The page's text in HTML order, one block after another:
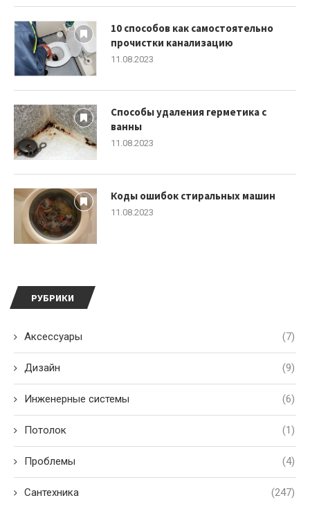
РУБРИКИ
Аксессуары (7)
Дизайн (9)
Инженерные системы (6)
Потолок (1)
Проблемы (4)
Сантехника (247)
10 способов как самостоятельно
прочистки канализацию
11.08.2023
Способы удаления герметика с
ванны
11.08.2023
Коды ошибок стиральных машин
11.08.2023